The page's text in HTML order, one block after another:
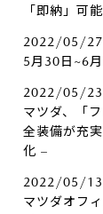
「即納」可
2022/05/27
5月30日~6
2022/05/23
マツダ、「
全装備が充
化 –
2022/05/13
マツダオフ